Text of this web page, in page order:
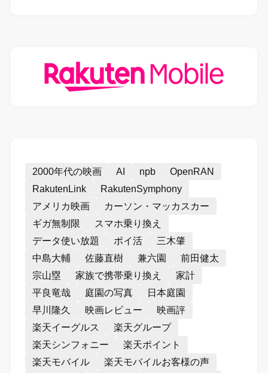
2000年代の映画 AI npb
OpenRAN
RakutenLink
RakutenSymphony
アメリカ映画
カーソン・マッカスカー
ギガ無制限
スマホ乗り換え
データ使い放題
ポイ活
三木肇
中島大輔
佐藤直樹 兼六園
前田健太
宗山塁
家族で携帯乗り換え
家計
平良竜哉
庭園の写真
日本庭園
早川隆久
映画レビュー
映画評
楽天イーグルス
楽天グループ
楽天シンフォニー
楽天ポイント
楽天モバイル
楽天モバイルお客様の声